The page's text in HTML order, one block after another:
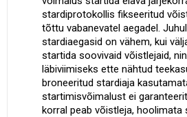
stardiprotokollis fikseeritud
tõttu vabanevatel aegadel.
stardiaegasid on vähem, kui
startida soovivaid võistlejaid,
läbiviimiseks ette nähtud
broneeritud stardiaja
startimisvõimalust ei
korral peab võistleja, hoolimata